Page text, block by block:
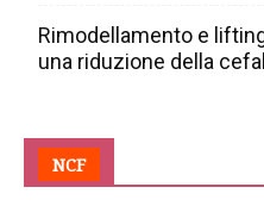
Rimodellamento e
una riduzione della
NCF